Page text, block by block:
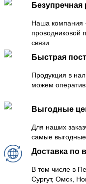
Безупречная
Наша компания
проводниковой
связи
Быстрая
Продукция в
можем
Выгодные
Для наших
самые
Доставка по
В том числе в
Сургут, Омск,